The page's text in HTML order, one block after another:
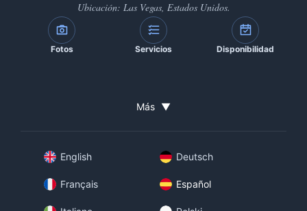
Ubicación: Las Vegas, Estados Unidos.
Fotos Servicios Disponibilidad
Más ▼
English Deutsch
Français Español